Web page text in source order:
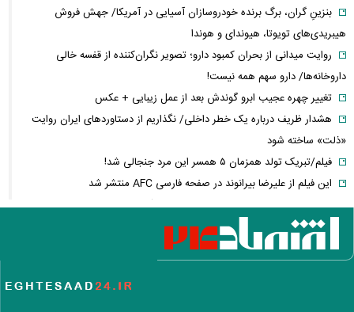
بنزینِ گران، برگ برنده خودروسازان آسیایی در آمریکا/ جهش فروش
هیبریدی‌های تویوتا، هیوندای و هوندا
روایت میدانی از بحران کمبود دارو؛ تصویر نگران‌کننده از قفسه خالی
داروخانه‌ها/ دارو سهم همه نیست!
تغییر چهره عجیب ابرو گوندش بعد از عمل زیبایی + عکس
هشدار ظریف درباره یک خطر داخلی/ نگذاریم از دستاوردهای ایران روایت
«ذلت» ساخته شود
فیلم/تبریک تولد همزمان ۵ همسر این مرد جنجالی شد!
این فیلم از علیرضا بیرانوند در صفحه فارسی AFC منتشر شد
فارن پالیسی: موضوع ایران در اختیار دولت آتی اسرائیل نیست/ اپوزیسیون،
این بار نتانیاهو را از پای در می‌آورند؟
آلت‌کوین‌ها در دوئل صعود و سقوط/ سولانا سبزپوش شد، شیبا و گرام زیر
فیلم/ تفحص اهالی میناب برای یافتن پیکر شهدای مدرسه شجره طیبه